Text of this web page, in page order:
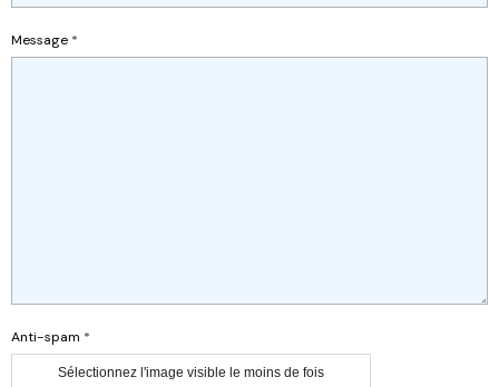
Message
Anti-spam
Sélectionnez l'image visible le moins de fois